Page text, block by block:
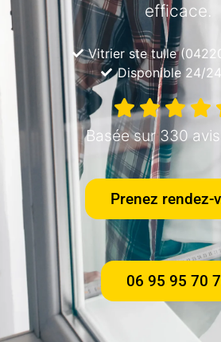
efficace.
Vitrier ste tulle
Disponible 24/
Basée sur 330
Prenez rendez-
06 95 95 70